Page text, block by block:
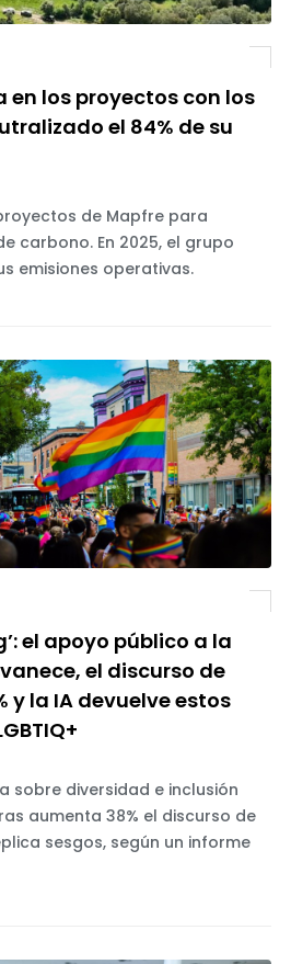
los proyectos con los
el 84% de su
de Mapfre para
carbono. En 2025, el grupo
emisiones operativas.
el apoyo público a la
el discurso de
y la IA devuelve estos
sobre diversidad e inclusión
aumenta 38% el discurso de
sesgos, según un informe